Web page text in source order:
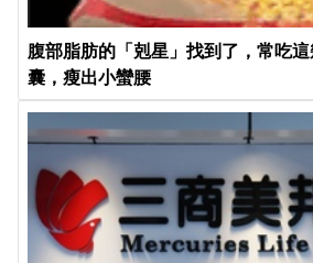
腹部脂肪的「剋星」找到了，常吃
囊，瘦出小蠻腰